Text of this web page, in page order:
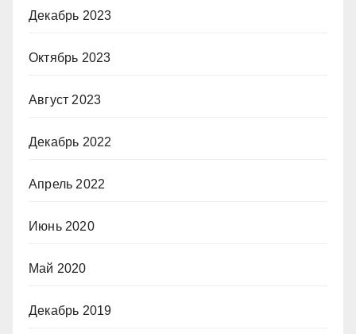
Декабрь 2023
Октябрь 2023
Август 2023
Декабрь 2022
Апрель 2022
Июнь 2020
Май 2020
Декабрь 2019